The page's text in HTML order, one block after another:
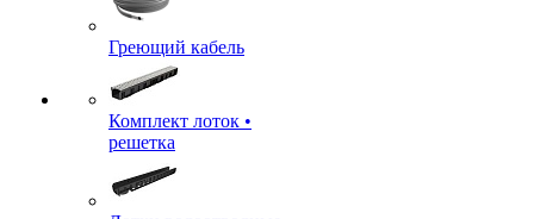
Греющий кабель
Комплект лоток •
решетка